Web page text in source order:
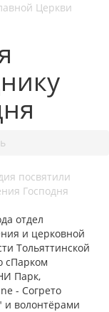
отдел
и церковной
Тольяттинской
сПарком
Парк,
- Согрето
волонтёрами